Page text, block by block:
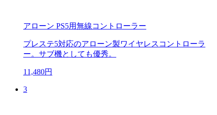
アローン PS5用無線コントローラー
プレステ5対応のアローン製ワイヤレスコントローラ
ー。サブ機としても優秀。
11,480円
3